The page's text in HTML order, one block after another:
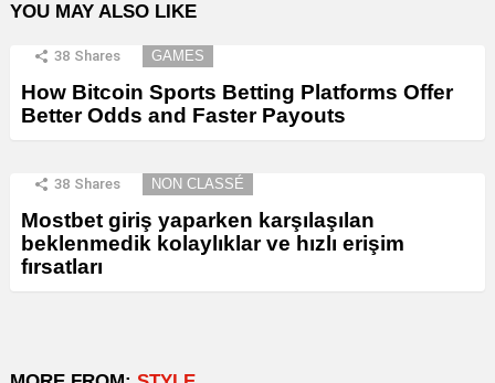
YOU MAY ALSO LIKE
38 Shares GAMES
How Bitcoin Sports Betting Platforms Offer
Better Odds and Faster Payouts
38 Shares NON CLASSÉ
Mostbet giriş yaparken karşılaşılan
beklenmedik kolaylıklar ve hızlı erişim
fırsatları